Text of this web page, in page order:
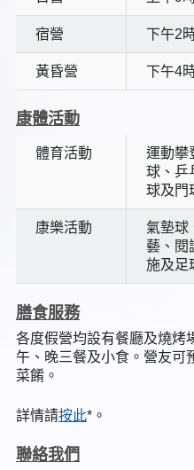
宿營 下午2
黃昏營 下午4
康體活動
體育活動
運動攀
球、乒
球及門
康樂活動
氣墊球
藝、閱
施及足
膳食服務
各度假營均設有餐廳及燒烤
午、晚三餐及小食。營友可
菜餚。
詳情請按此*。
聯絡我們